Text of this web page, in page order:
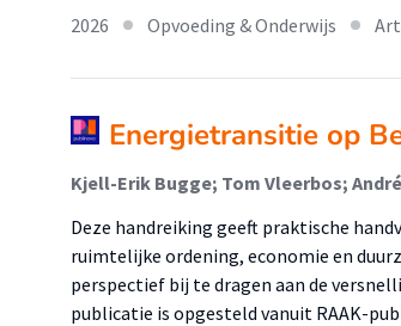
2026
Opvoeding & Onderwijs
Energietransitie op
Deze handreiking geeft praktische
ruimtelijke ordening, economie en
perspectief bij te dragen aan de
publicatie is opgesteld vanuit RAAK-